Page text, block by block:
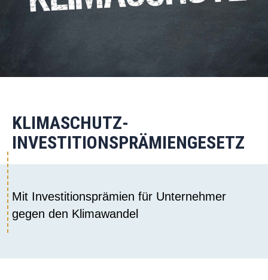
KLIMASCHUTZ-
INVESTITIONSPRÄMIENGESETZ
Mit Investitionsprämien für Unternehmer
gegen den Klimawandel